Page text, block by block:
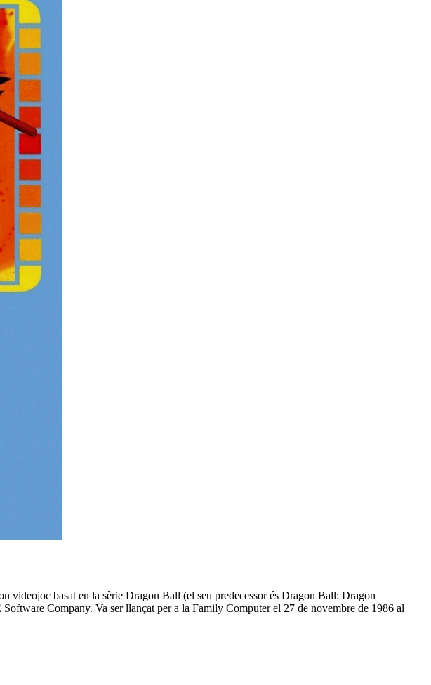
basat en la sèrie Dragon Ball (el seu predecessor és Dragon Ball: Dragon
Company. Va ser llançat per a la Family Computer el 27 de novembre de 1986 al